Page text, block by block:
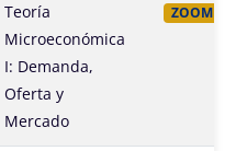
Teoría
Microeconómica
I: Demanda,
Oferta y
Mercado
ZOOM